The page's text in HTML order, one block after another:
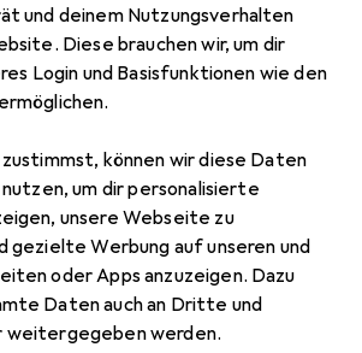
und deinem Nutzungsverhalten
Diese brauchen wir, um dir
Login und Basisfunktionen wie den
zustimmst, können wir diese Daten
nutzen, um dir personalisierte
unsere Webseite zu
gezielte Werbung auf unseren und
oder Apps anzuzeigen. Dazu
Daten auch an Dritte und
werden.